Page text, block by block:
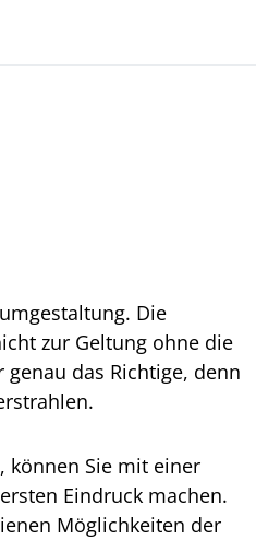
Die
zur Geltung ohne die
das Richtige, denn
können Sie mit einer
Eindruck machen.
Möglichkeiten der